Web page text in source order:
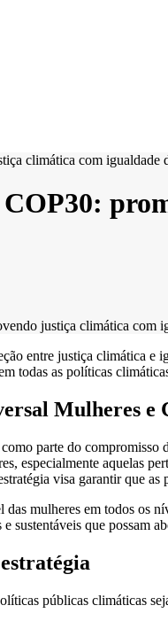
justiça climática com
entre justiça climática e
todas as políticas
Mulheres e
parte do compromisso
especialmente aquelas
visa garantir que
mulheres em todos os
sustentáveis que possam
públicas climáticas